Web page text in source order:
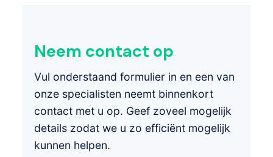
Neem contact op
Vul onderstaand formulier in en een van
onze specialisten neemt binnenkort
contact met u op. Geef zoveel mogelijk
details zodat we u zo efficiënt mogelijk
kunnen helpen.